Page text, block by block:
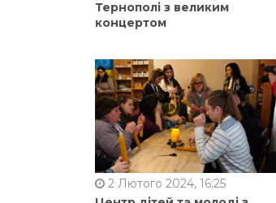
Тернополі з великим
концертом
2 Лютого 2024, 16:25